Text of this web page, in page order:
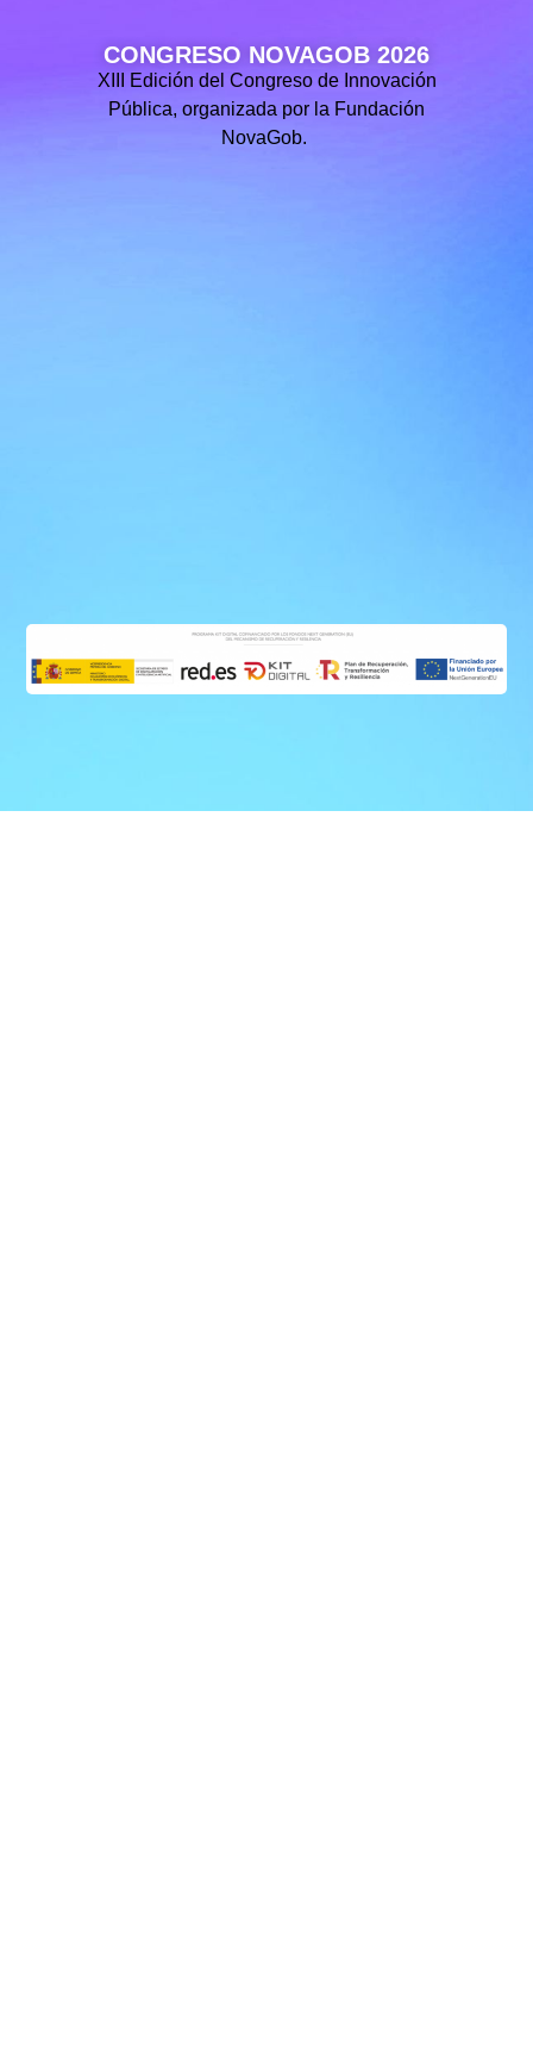
CONGRESO NOVAGOB 2026
XIII Edición del Congreso de Innovación
Pública, organizada por la Fundación
NovaGob.